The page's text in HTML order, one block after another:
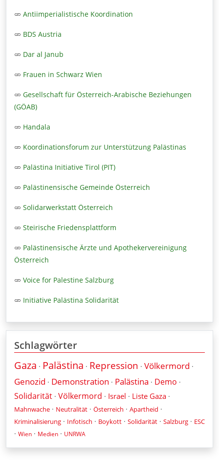
Antiimperialistische Koordination
BDS Austria
Dar al Janub
Frauen in Schwarz Wien
Gesellschaft für Österreich-Arabische Beziehungen
(GÖAB)
Handala
Koordinationsforum zur Unterstützung Palästinas
Palästina Initiative Tirol (PIT)
Palästinensische Gemeinde Österreich
Solidarwerkstatt Österreich
Steirische Friedensplattform
Palästinensische Ärzte und Apothekervereinigung
Österreich
Voice for Palestine Salzburg
Initiative Palästina Solidarität
Schlagwörter
Gaza · Palästina · Repression · Völkermord ·
Genozid · Demonstration · Palästina · Demo ·
Solidarität · Völkermord · Israel · Liste Gaza ·
Mahnwache · Neutralität · Österreich · Apartheid ·
Kriminalisierung · Infotisch · Boykott · Solidarität · Salzburg · ESC
· Wien · Medien · UNRWA